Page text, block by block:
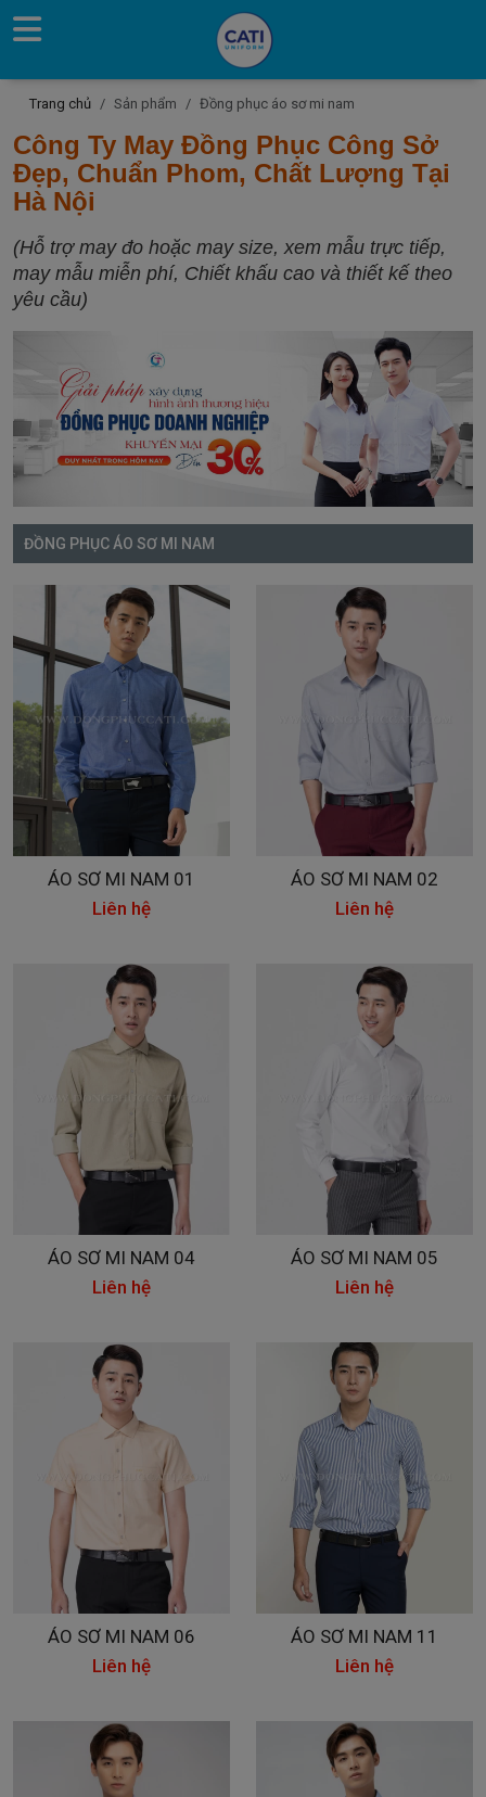
Trang chủ Sản phẩm Đồng phục áo sơ mi nam
Công Ty May Đồng Phục Công Sở
Đẹp, Chuẩn Phom, Chất Lượng Tại
Hà Nội
(Hỗ trợ may đo hoặc may size, xem mẫu trực tiếp,
may mẫu miễn phí, Chiết khấu cao và thiết kế theo
yêu cầu)
ĐỒNG PHỤC ÁO SƠ MI NAM
ÁO SƠ MI NAM 01
Liên hệ
ÁO SƠ MI NAM 02
Liên hệ
ÁO SƠ MI NAM 04
Liên hệ
ÁO SƠ MI NAM 05
Liên hệ
ÁO SƠ MI NAM 06
Liên hệ
ÁO SƠ MI NAM 11
Liên hệ